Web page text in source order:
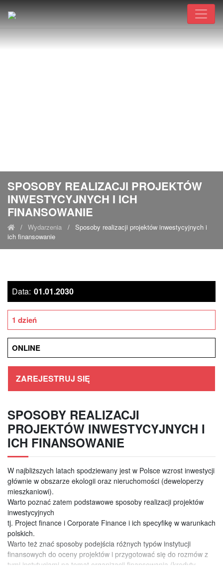
SPOSOBY REALIZACJI PROJEKTÓW
INWESTYCYJNYCH I ICH
FINANSOWANIE
/ Wydarzenia /
Sposoby realizacji projektów inwestycyjnych i
ich finansowanie
Data: 01.01.2030
1 dzień
ONLINE
ZAREJESTRUJ SIĘ
SPOSOBY REALIZACJI
PROJEKTÓW INWESTYCYJNYCH I
ICH FINANSOWANIE
W najbliższych latach spodziewany jest w Polsce wzrost inwestycji
głównie w obszarze ekologii oraz nieruchomości (deweloperzy
mieszkaniowi).
Warto poznać zatem podstawowe sposoby realizacji projektów
inwestycyjnych
tj. Project finance i Corporate Finance i ich specyfikę w warunkach
polskich.
Warto też znać sposoby podejścia różnych typów instytucji
finansowych do oceny projektów i przygotować się do rozmów z
tymi instytucjami na temat organizacji finansowania (kredyty,